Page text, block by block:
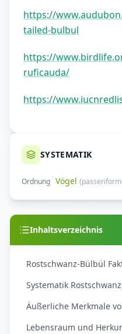
https://
tailed-bulbul
https://
ruficauda/
https://
SYSTEMATIK
Ordnung Vögel (
Inhaltsverzeichnis
Rostschwanz-Bülbül
Systematik
Äußerliche Merkmale
Lebensraum und